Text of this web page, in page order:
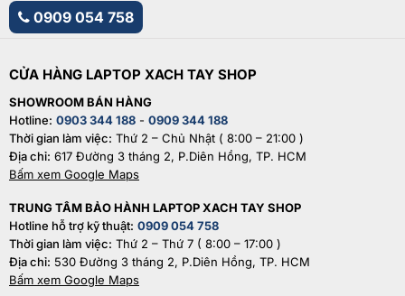
0909 054 758
CỬA HÀNG LAPTOP XACH TAY SHOP
SHOWROOM BÁN HÀNG
Hotline: 0903 344 188 - 0909 344 188
Thời gian làm việc: Thứ 2 – Chủ Nhật ( 8:00 – 21:00 )
Địa chỉ: 617 Đường 3 tháng 2, P.Diên Hồng, TP. HCM
Bấm xem Google Maps
TRUNG TÂM BẢO HÀNH LAPTOP XACH TAY SHOP
Hotline hỗ trợ kỹ thuật: 0909 054 758
Thời gian làm việc: Thứ 2 – Thứ 7 ( 8:00 – 17:00 )
Địa chỉ: 530 Đường 3 tháng 2, P.Diên Hồng, TP. HCM
Bấm xem Google Maps